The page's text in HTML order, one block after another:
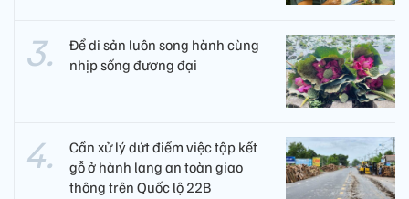
Để di sản luôn song hành cùng
nhịp sống đương đại
Cần xử lý dứt điểm việc tập kết
gỗ ở hành lang an toàn giao
thông trên Quốc lộ 22B